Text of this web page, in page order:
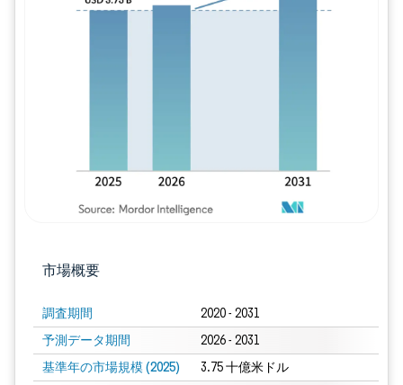
市場概要
調査期間 2020 - 2031
予測データ期間 2026 - 2031
基準年の市場規模 (2025) 3.75 十億米ドル